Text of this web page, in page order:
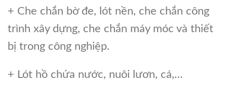
+ Che chắn bờ đe, lót nền, che chắn công
trình xây dựng, che chắn máy móc và thiết
bị trong công nghiệp.
+ Lót hồ chứa nước, nuôi lươn, cá,…